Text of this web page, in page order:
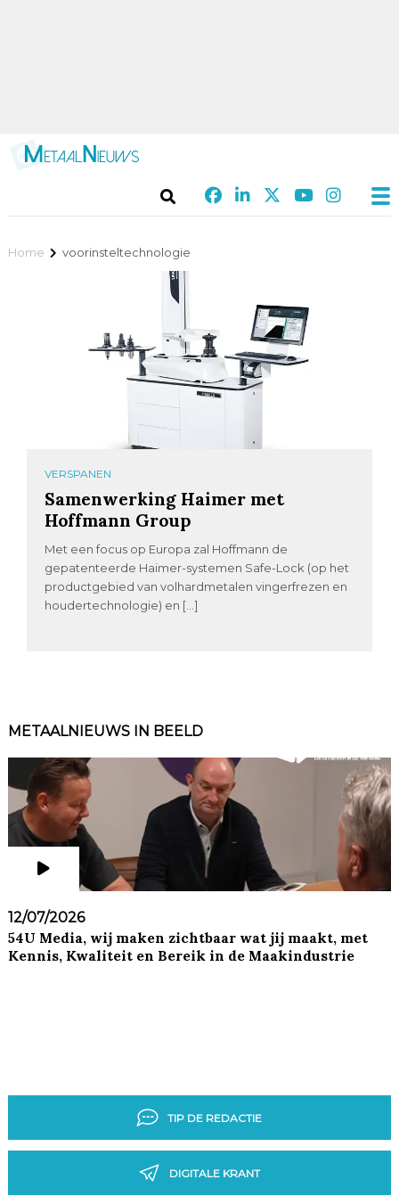
Home voorinsteltechnologie
VERSPANEN
Samenwerking Haimer met
Hoffmann Group
Met een focus op Europa zal Hoffmann de
gepatenteerde Haimer-systemen Safe-Lock (op het
productgebied van volhardmetalen vingerfrezen en
houdertechnologie) en […]
METAALNIEUWS IN BEELD
12/07/2026
54U Media, wij maken zichtbaar wat jij maakt, met
Kennis, Kwaliteit en Bereik in de Maakindustrie
TIP DE REDACTIE
DIGITALE KRANT